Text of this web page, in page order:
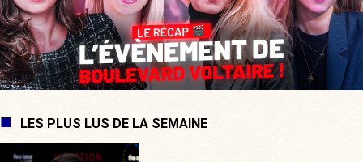
LES PLUS LUS DE LA SEMAINE